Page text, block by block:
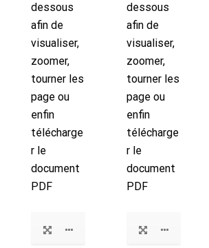
dessous
afin de
visualiser,
zoomer,
tourner les
page ou
enfin
télécharge
r le
document
PDF
dessous
afin de
visualiser,
zoomer,
tourner les
page ou
enfin
télécharge
r le
document
PDF